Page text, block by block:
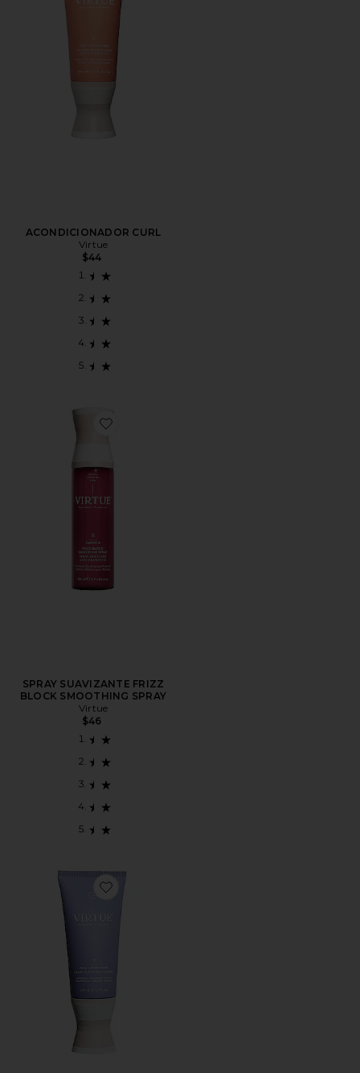
ACONDICIONADOR CURL
Virtue
$44
Favorite SPRAY SUAVIZANTE FRIZZ BLOCK
SPRAY SUAVIZANTE FRIZZ
BLOCK SMOOTHING SPRAY
Virtue
$46
Favorite ACONDICIONADOR FULL